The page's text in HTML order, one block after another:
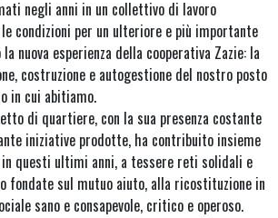
negli anni in un collettivo di lavoro
condizioni per un ulteriore e più importante
nuova esperienza della cooperativa Zazie: la
costruzione e autogestione del nostro posto
in cui abitiamo.
di quartiere, con la sua presenza costante
iniziative prodotte, ha contribuito insieme
questi ultimi anni, a tessere reti solidali e
fondate sul mutuo aiuto, alla ricostituzione in
sano e consapevole, critico e operoso.